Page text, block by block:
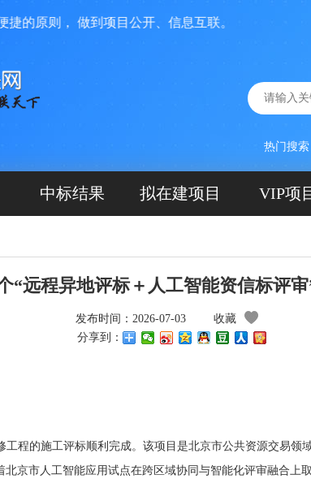
则， 做到项目公开、信息互联。
热门搜
中标结果 拟在建项目 VIP项
“远程异地评标＋人工智能资信标评
发布时间：2026-07-03
收藏
分享到：
工程的施工评标顺利完成。该项目是北京市公共资源交易领
京市人工智能应用试点在跨区域协同与智能化评审融合上